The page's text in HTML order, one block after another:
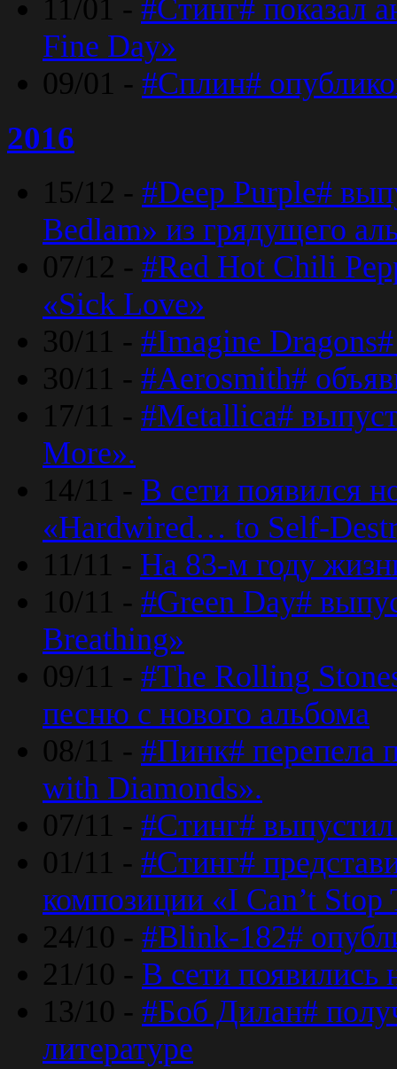
11/01 - #Стинг# показал
Fine Day»
09/01 - #Сплин#
2016
15/12 - #Deep Purple#
Bedlam» из грядущего
07/12 - #Red Hot Chili
«Sick Love»
30/11 - #Imagine
30/11 - #Aerosmith#
17/11 - #Metallica#
More».
14/11 - В сети появился
«Hardwired… to Self-
11/11 - На 83-м году
10/11 - #Green Day#
Breathing»
09/11 - #The Rolling
песню с нового альбома
08/11 - #Пинк# перепела
with Diamonds».
07/11 - #Стинг#
01/11 - #Стинг#
композиции «I Can’t
24/10 - #Blink-182#
21/10 - В сети появились
13/10 - #Боб Дилан#
литературе